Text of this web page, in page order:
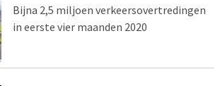
Bijna 2,5 miljoen verkeersovertredingen
in eerste vier maanden 2020